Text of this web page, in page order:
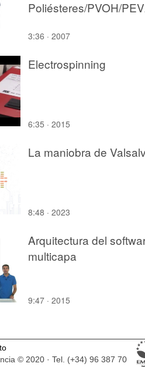
3:36 · 2007
Electrospinning
6:35 · 2015
La maniobra de
8:48 · 2023
Arquitectura del
multicapa
9:47 · 2015
© 2020 · Tel. (+34) 96 387 70